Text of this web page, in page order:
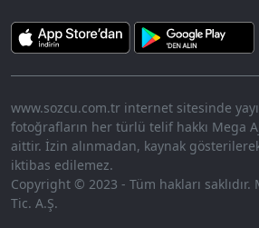
www.sozcu.com.tr internet sitesinde
fotoğrafların her türlü telif hakkı Mega
aittir. İzin alınmadan, kaynak
iktibas edilemez.
Copyright © 2023 - Tüm hakları saklıdır.
Tic. A.Ş.